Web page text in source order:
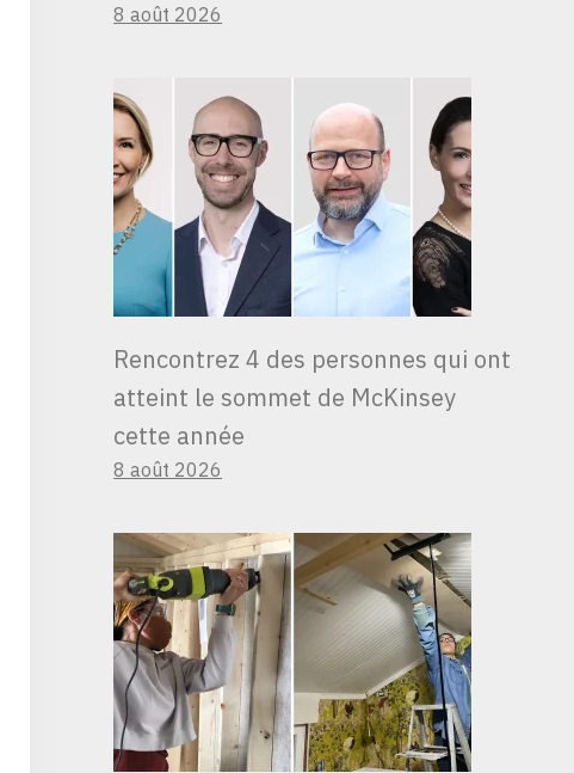
8 août 2026
Rencontrez 4 des personnes qui ont
atteint le sommet de McKinsey
cette année
8 août 2026